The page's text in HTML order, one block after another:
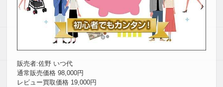
販売者:佐野 いつ代
通常販売価格 98,000円
レビュー買取価格 19,000円